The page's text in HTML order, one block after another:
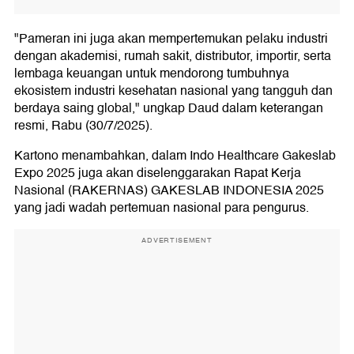
"Pameran ini juga akan mempertemukan pelaku industri
dengan akademisi, rumah sakit, distributor, importir, serta
lembaga keuangan untuk mendorong tumbuhnya
ekosistem industri kesehatan nasional yang tangguh dan
berdaya saing global," ungkap Daud dalam keterangan
resmi, Rabu (30/7/2025).
Kartono menambahkan, dalam Indo Healthcare Gakeslab
Expo 2025 juga akan diselenggarakan Rapat Kerja
Nasional (RAKERNAS) GAKESLAB INDONESIA 2025
yang jadi wadah pertemuan nasional para pengurus.
ADVERTISEMENT